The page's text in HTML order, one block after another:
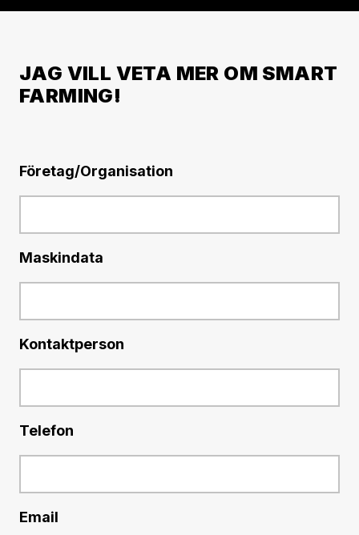
JAG VILL VETA MER OM SMART
FARMING!
Företag/Organisation
Maskindata
Kontaktperson
Telefon
Email